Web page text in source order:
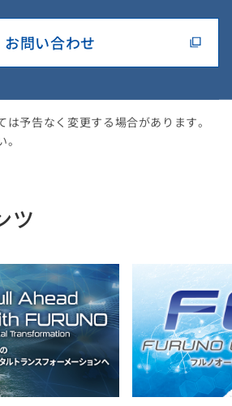
お問い合わせ
は予告なく変更する場合があります。
ツ